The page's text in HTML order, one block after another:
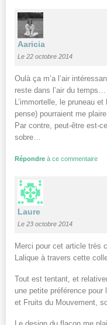
Aaricia
Le 22 octobre 2014
Oulà ça m’a l’air
reste dans l’air du temps…
L’immortelle, le pruneau
pense) pourraient me
Par contre, peut-être est-
sobre…
Répondre à ce commentaire
Laure
Le 23 octobre 2014
Merci pour cet article très
Lalique à travers cette
Tout est tentant, et
une petite préférence
et Fruits du Mouvement,